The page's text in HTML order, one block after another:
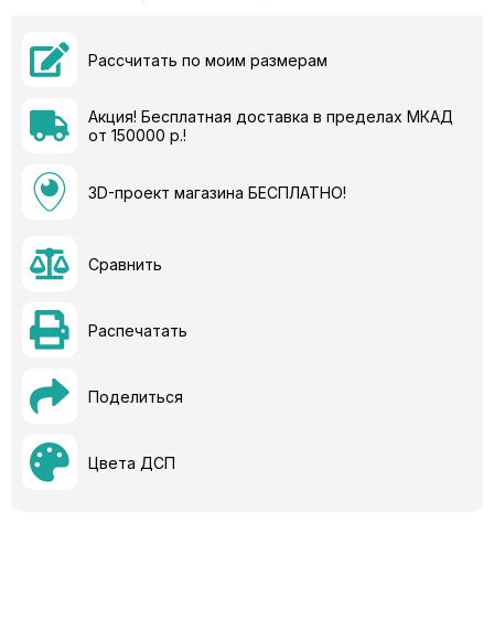
Рассчитать по моим размерам
Акция! Бесплатная доставка в пределах МКАД
от 150000 р.!
3D-проект магазина БЕСПЛАТНО!
Сравнить
Распечатать
Поделиться
Цвета ДСП